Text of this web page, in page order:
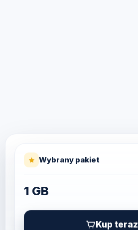
Wybrany pakiet
1 GB
Kup teraz